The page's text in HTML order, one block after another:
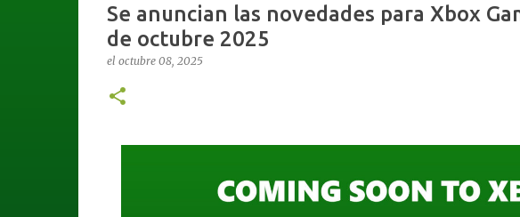
Se anuncian las novedades para Xbox
de octubre 2025
el octubre 08, 2025